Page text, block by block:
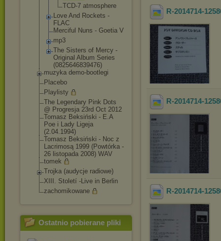
TCD-7 atmosphere
Love And Rockets -
FLAC
Merciful Nuns - Goetia V
mp3
The Sisters of Mercy -
Original Album Series
(0825646839476)
muzyka demo-bootlegi
Placebo
Playlisty
The Legendary Pink Dots
@ Progresja 23rd Oct 2012
Tomasz Beksiński - E.A
Poe i Lady Ligeja
(2.04.1994)
Tomasz Beksiński - Noc z
Lacrimosą 1999 (Powtórka -
26 listopada 2008) WAV
tomek
Trojka (audycje radiowe)
XIII. Století -Live in Berlin
zachomikowane
Ostatnio pobierane pliki
R-2014714-
R-2014714-
R-2014714-